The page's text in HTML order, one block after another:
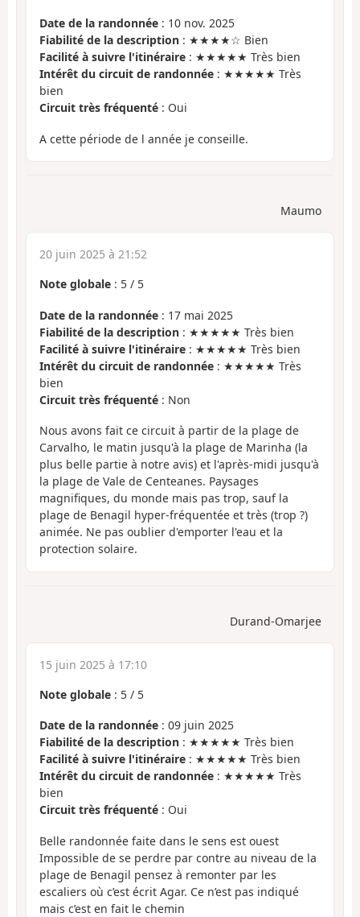
Date de la randonnée : 10 nov. 2025
Fiabilité de la description : ★★★★☆ Bien
Facilité à suivre l'itinéraire : ★★★★★ Très bien
Intérêt du circuit de randonnée : ★★★★★ Très
bien
Circuit très fréquenté : Oui
A cette période de l année je conseille.
Maumo
20 juin 2025 à 21:52
Note globale : 5 / 5
Date de la randonnée : 17 mai 2025
Fiabilité de la description : ★★★★★ Très bien
Facilité à suivre l'itinéraire : ★★★★★ Très bien
Intérêt du circuit de randonnée : ★★★★★ Très
bien
Circuit très fréquenté : Non
Nous avons fait ce circuit à partir de la plage de
Carvalho, le matin jusqu'à la plage de Marinha (la
plus belle partie à notre avis) et l'après-midi jusqu'à
la plage de Vale de Centeanes. Paysages
magnifiques, du monde mais pas trop, sauf la
plage de Benagil hyper-fréquentée et très (trop ?)
animée. Ne pas oublier d'emporter l'eau et la
protection solaire.
Durand-Omarjee
15 juin 2025 à 17:10
Note globale : 5 / 5
Date de la randonnée : 09 juin 2025
Fiabilité de la description : ★★★★★ Très bien
Facilité à suivre l'itinéraire : ★★★★★ Très bien
Intérêt du circuit de randonnée : ★★★★★ Très
bien
Circuit très fréquenté : Oui
Belle randonnée faite dans le sens est ouest
Impossible de se perdre par contre au niveau de la
plage de Benagil pensez à remonter par les
escaliers où c’est écrit Agar. Ce n’est pas indiqué
mais c’est en fait le chemin